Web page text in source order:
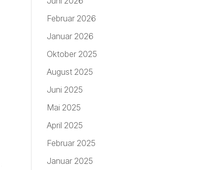
Februar 2026
Januar 2026
Oktober 2025
August 2025
Juni 2025
Mai 2025
April 2025
Februar 2025
Januar 2025